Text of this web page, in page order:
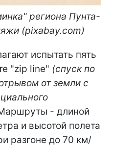
региона Пунта-
(pixabay.com)
испытать пять
"zip line" (спуск по
от земли с
- длиной
и высотой полета
разгоне до 70 км/